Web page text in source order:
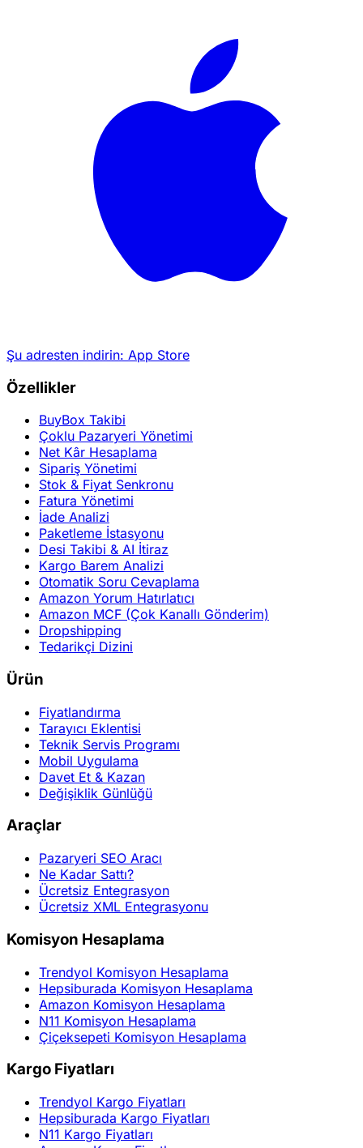
Şu adresten indirin: App Store
Özellikler
BuyBox Takibi
Çoklu Pazaryeri Yönetimi
Net Kâr Hesaplama
Sipariş Yönetimi
Stok & Fiyat Senkronu
Fatura Yönetimi
İade Analizi
Paketleme İstasyonu
Desi Takibi & AI İtiraz
Kargo Barem Analizi
Otomatik Soru Cevaplama
Amazon Yorum Hatırlatıcı
Amazon MCF (Çok Kanallı Gönderim)
Dropshipping
Tedarikçi Dizini
Ürün
Fiyatlandırma
Tarayıcı Eklentisi
Teknik Servis Programı
Mobil Uygulama
Davet Et & Kazan
Değişiklik Günlüğü
Araçlar
Pazaryeri SEO Aracı
Ne Kadar Sattı?
Ücretsiz Entegrasyon
Ücretsiz XML Entegrasyonu
Komisyon Hesaplama
Trendyol Komisyon Hesaplama
Hepsiburada Komisyon Hesaplama
Amazon Komisyon Hesaplama
N11 Komisyon Hesaplama
Çiçeksepeti Komisyon Hesaplama
Kargo Fiyatları
Trendyol Kargo Fiyatları
Hepsiburada Kargo Fiyatları
N11 Kargo Fiyatları